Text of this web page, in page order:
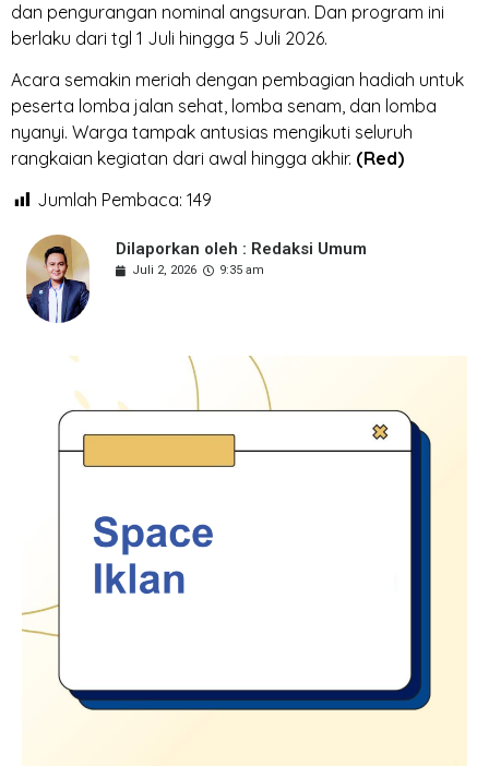
dan pengurangan nominal angsuran. Dan program ini
berlaku dari tgl 1 Juli hingga 5 Juli 2026.
Acara semakin meriah dengan pembagian hadiah untuk
peserta lomba jalan sehat, lomba senam, dan lomba
nyanyi. Warga tampak antusias mengikuti seluruh
rangkaian kegiatan dari awal hingga akhir. (Red)
Jumlah Pembaca: 149
Dilaporkan oleh : Redaksi Umum
Juli 2, 2026 9:35 am